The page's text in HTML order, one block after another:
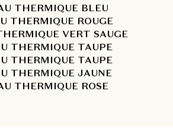
THERMIQUE BLEU
THERMIQUE ROUGE
VERT SAUGE
THERMIQUE TAUPE
THERMIQUE TAUPE
THERMIQUE JAUNE
THERMIQUE ROSE